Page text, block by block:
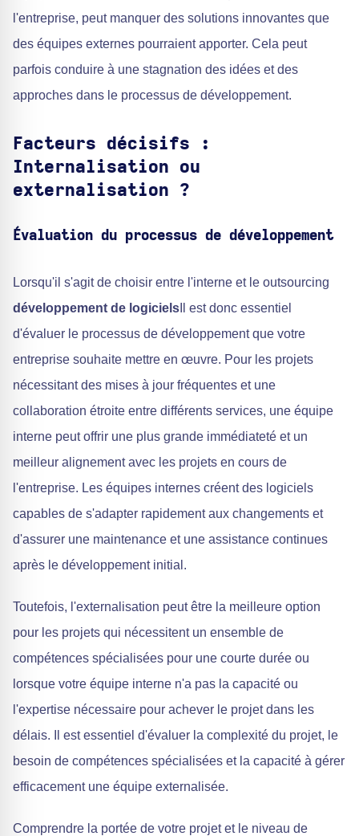
l'entreprise, peut manquer des solutions innovantes que
des équipes externes pourraient apporter. Cela peut
parfois conduire à une stagnation des idées et des
approches dans le processus de développement.
Facteurs décisifs :
Internalisation ou
externalisation ?
Évaluation du processus de développement
Lorsqu'il s'agit de choisir entre l'interne et le outsourcing
développement de logiciels Il est donc essentiel
d'évaluer le processus de développement que votre
entreprise souhaite mettre en œuvre. Pour les projets
nécessitant des mises à jour fréquentes et une
collaboration étroite entre différents services, une équipe
interne peut offrir une plus grande immédiateté et un
meilleur alignement avec les projets en cours de
l'entreprise. Les équipes internes créent des logiciels
capables de s'adapter rapidement aux changements et
d'assurer une maintenance et une assistance continues
après le développement initial.
Toutefois, l'externalisation peut être la meilleure option
pour les projets qui nécessitent un ensemble de
compétences spécialisées pour une courte durée ou
lorsque votre équipe interne n'a pas la capacité ou
l'expertise nécessaire pour achever le projet dans les
délais. Il est essentiel d'évaluer la complexité du projet, le
besoin de compétences spécialisées et la capacité à gérer
efficacement une équipe externalisée.
Comprendre la portée de votre projet et le niveau de